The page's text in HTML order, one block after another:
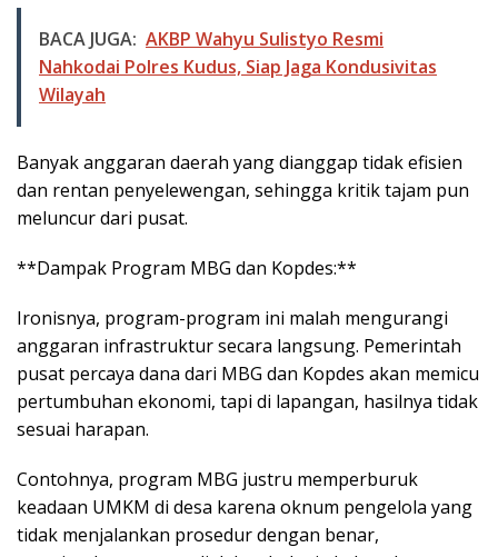
BACA JUGA: AKBP Wahyu Sulistyo Resmi
Nahkodai Polres Kudus, Siap Jaga Kondusivitas
Wilayah
Banyak anggaran daerah yang dianggap tidak efisien
dan rentan penyelewengan, sehingga kritik tajam pun
meluncur dari pusat.
**Dampak Program MBG dan Kopdes:**
Ironisnya, program-program ini malah mengurangi
anggaran infrastruktur secara langsung. Pemerintah
pusat percaya dana dari MBG dan Kopdes akan memicu
pertumbuhan ekonomi, tapi di lapangan, hasilnya tidak
sesuai harapan.
Contohnya, program MBG justru memperburuk
keadaan UMKM di desa karena oknum pengelola yang
tidak menjalankan prosedur dengan benar,